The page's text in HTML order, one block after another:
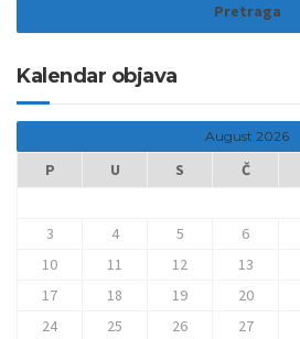
Kalendar objava
August 2026
P U S Č
3
4 5 6
10
11 12 13
17
18 19 20
24
25 26 27